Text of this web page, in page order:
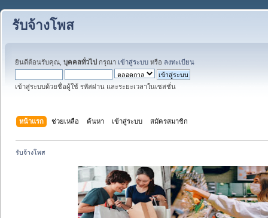
รับจ้างโพส
ยินดีต้อนรับคุณ, บุคคลทั่วไป กรุณา เข้าสู่ระบบ หรือ ลงทะเบียน
เข้าสู่ระบบด้วยชื่อผู้ใช้ รหัสผ่าน และระยะเวลาในเซสชั่น
หน้าแรก ช่วยเหลือ ค้นหา เข้าสู่ระบบ สมัครสมาชิก
รับจ้างโพส